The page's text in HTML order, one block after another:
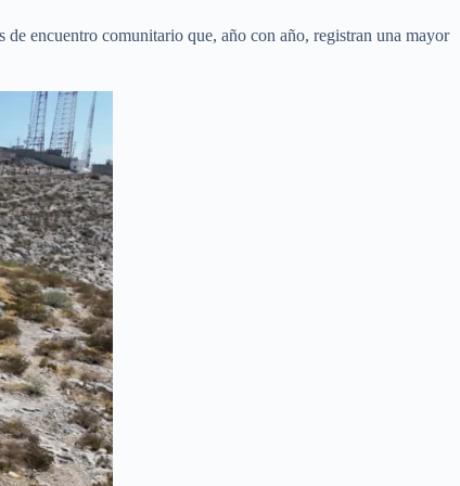
encuentro comunitario que, año con año, registran una mayor